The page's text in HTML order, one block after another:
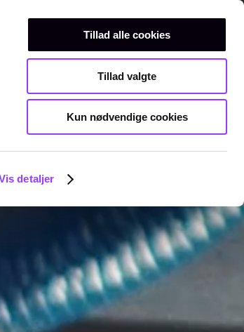
detaljer
Tillad alle cookies
Tillad valgte
Kun nødvendige cookies
Teknisk gymnasiumKurser